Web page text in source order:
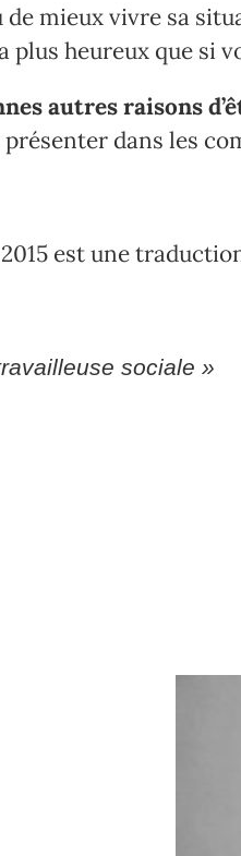
mieux vivre sa
heureux que si
autres raisons
présenter dans les
est une
sociale »